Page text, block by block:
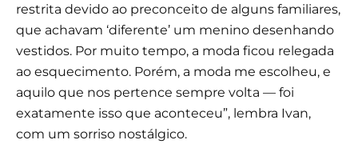
restrita devido ao preconceito de alguns familiares,
que achavam ‘diferente’ um menino desenhando
vestidos. Por muito tempo, a moda ficou relegada
ao esquecimento. Porém, a moda me escolheu, e
aquilo que nos pertence sempre volta — foi
exatamente isso que aconteceu”, lembra Ivan,
com um sorriso nostálgico.